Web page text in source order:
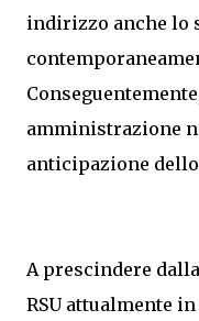
indirizzo anche lo
amministrazione
anticipazione
A prescindere
RSU attualmente